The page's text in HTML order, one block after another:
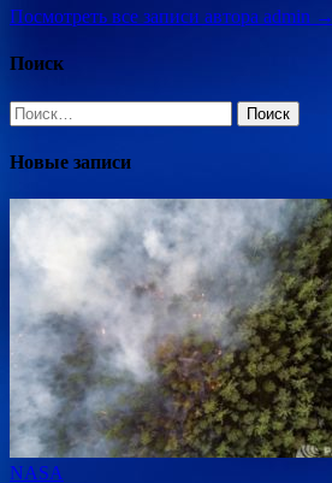
Посмотреть все записи автора admin →
Поиск
Найти:
Новые записи
NASA